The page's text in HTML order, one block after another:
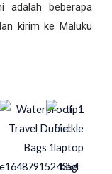
adalah beberapa
kirim ke Maluku